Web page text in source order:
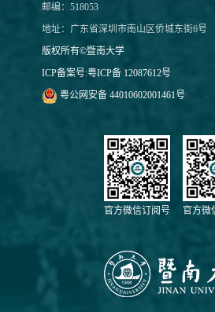
邮编：518053
地址：广东省深圳市南山区侨城东街6号
版权所有©暨南大学
ICP备案号:粤ICP备 12087612号
粤公网安备 44010602001461号
官方微信订阅号 官方微